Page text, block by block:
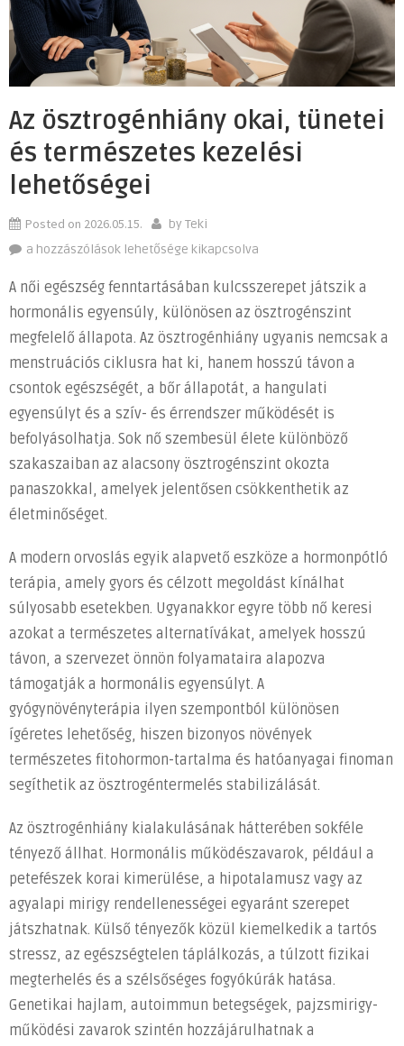
Az ösztrogénhiány okai, tünetei
és természetes kezelési
lehetőségei
Posted on 2026.05.15. byTeki
Az
okai,
tünetei
és
természetes
kezelési
lehetőségei
bejegyzéshez
a hozzászólások lehetősége kikapcsolva
A női egészség fenntartásában kulcsszerepet játszik a
hormonális egyensúly, különösen az ösztrogénszint
megfelelő állapota. Az ösztrogénhiány ugyanis nemcsak a
menstruációs ciklusra hat ki, hanem hosszú távon a
csontok egészségét, a bőr állapotát, a hangulati
egyensúlyt és a szív- és érrendszer működését is
befolyásolhatja. Sok nő szembesül élete különböző
szakaszaiban az alacsony ösztrogénszint okozta
panaszokkal, amelyek jelentősen csökkenthetik az
életminőséget.
A modern orvoslás egyik alapvető eszköze a hormonpótló
terápia, amely gyors és célzott megoldást kínálhat
súlyosabb esetekben. Ugyanakkor egyre több nő keresi
azokat a természetes alternatívákat, amelyek hosszú
távon, a szervezet önnön folyamataira alapozva
támogatják a hormonális egyensúlyt. A
gyógynövényterápia ilyen szempontból különösen
ígéretes lehetőség, hiszen bizonyos növények
természetes fitohormon-tartalma és hatóanyagai finoman
segíthetik az ösztrogéntermelés stabilizálását.
Az ösztrogénhiány kialakulásának hátterében sokféle
tényező állhat. Hormonális működészavarok, például a
petefészek korai kimerülése, a hipotalamusz vagy az
agyalapi mirigy rendellenességei egyaránt szerepet
játszhatnak. Külső tényezők közül kiemelkedik a tartós
stressz, az egészségtelen táplálkozás, a túlzott fizikai
megterhelés és a szélsőséges fogyókúrák hatása.
Genetikai hajlam, autoimmun betegségek, pajzsmirigy-
működési zavarok szintén hozzájárulhatnak a